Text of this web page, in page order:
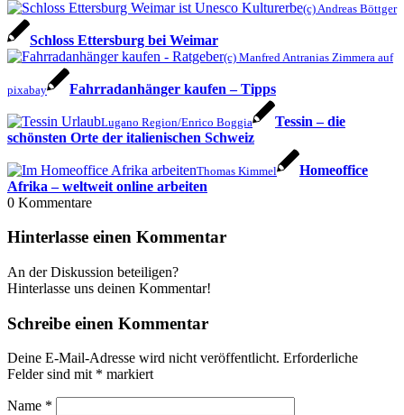
(c) Andreas Böttger
Schloss Ettersburg bei Weimar
(c) Manfred Antranias Zimmera auf
pixabay Fahrradanhänger kaufen – Tipps
Lugano Region/Enrico Boggia
Tessin – die
schönsten Orte der italienischen Schweiz
Thomas Kimmel
Homeoffice
Afrika – weltweit online arbeiten
0 Kommentare
Hinterlasse einen Kommentar
An der Diskussion beteiligen?
Hinterlasse uns deinen Kommentar!
Schreibe einen Kommentar
Deine E-Mail-Adresse wird nicht veröffentlicht. Erforderliche
Felder sind mit * markiert
Name *